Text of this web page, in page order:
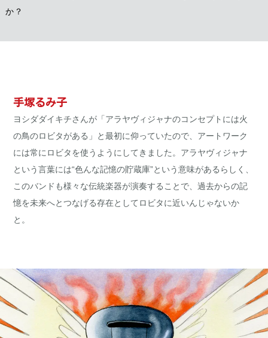
か？
手塚るみ子
ヨシダダイキチさんが「アラヤヴィジャナのコンセプトには火
の鳥のロビタがある」と最初に仰っていたので、アートワーク
には常にロビタを使うようにしてきました。アラヤヴィジャナ
という言葉には“色んな記憶の貯蔵庫”という意味があるらしく、
このバンドも様々な伝統楽器が演奏することで、過去からの記
憶を未来へとつなげる存在としてロビタに近いんじゃないか
と。